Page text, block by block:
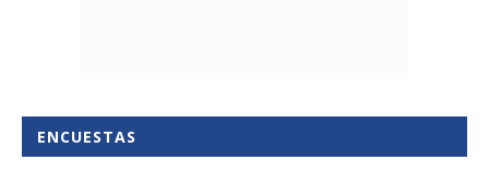
ENCUESTAS